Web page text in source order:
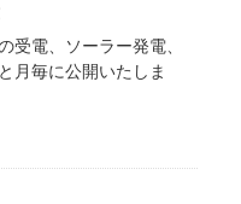
受電、ソーラー発電、
月毎に公開いたしま